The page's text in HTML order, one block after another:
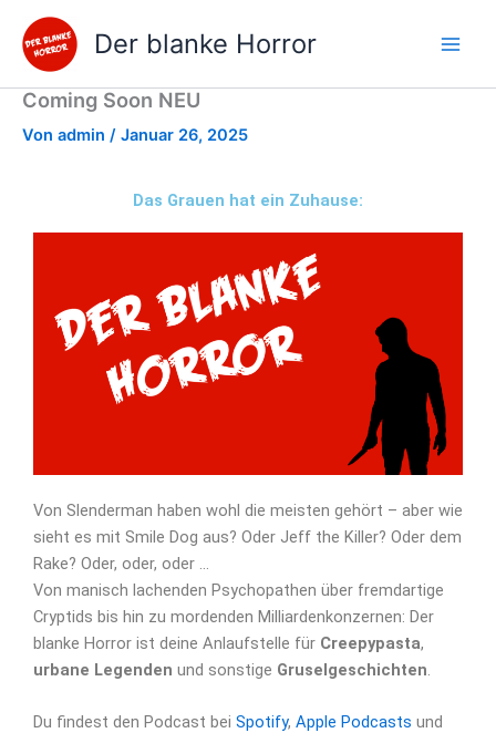
Inhalt
springen
Der blanke Horror
Coming Soon NEU
Von admin / Januar 26, 2025
Das Grauen hat ein Zuhause:
Von Slenderman haben wohl die meisten gehört – aber wie
sieht es mit Smile Dog aus? Oder Jeff the Killer? Oder dem
Rake? Oder, oder, oder …
Von manisch lachenden Psychopathen über fremdartige
Cryptids bis hin zu mordenden Milliardenkonzernen: Der
blanke Horror ist deine Anlaufstelle für Creepypasta,
urbane Legenden und sonstige Gruselgeschichten
Du findest den Podcast bei Spotify, Apple Podcasts und